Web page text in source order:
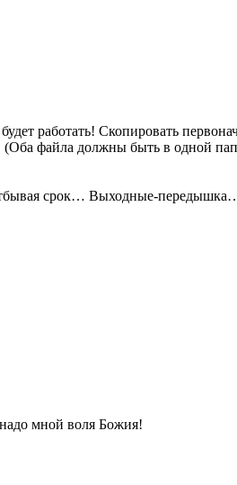
работать! Скопировать
(Оба файла должны быть в одной
срок… Выходные-
мной воля Божия!